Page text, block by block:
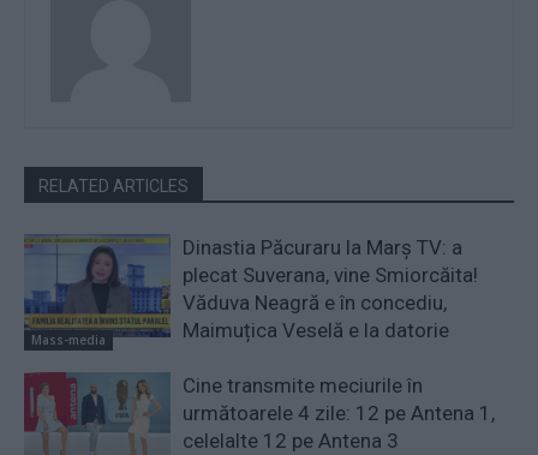
RELATED ARTICLES
Mass-media
Dinastia Păcuraru la Marș TV: a
plecat Suverana, vine Smiorcăita!
Văduva Neagră e în concediu,
Maimuțica Veselă e la datorie
Cine transmite meciurile în
următoarele 4 zile: 12 pe Antena 1,
celelalte 12 pe Antena 3